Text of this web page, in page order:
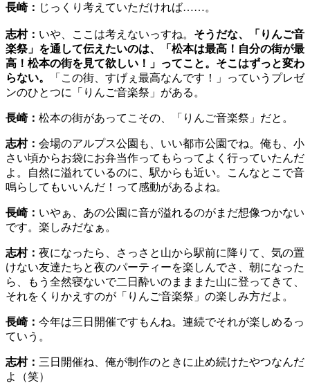
長崎： じっくり考えていただければ……。
志村： いや、ここは考えないっすね。 そうだな、「りんご音
楽祭」を通して伝えたいのは、「松本は最高！自分の街が最
高！松本の街を見て欲しい！」ってこと。そこはずっと変わ
らない。
「この街、すげぇ最高なんです！」っていうプレゼ
ンのひとつに「りんご音楽祭」がある。
長崎： 松本の街があってこその、「りんご音楽祭」だと。
志村： 会場のアルプス公園も、いい都市公園でね。俺も、小
さい頃からお袋にお弁当作ってもらってよく行っていたんだ
よ。自然に溢れているのに、駅からも近い。こんなとこで音
鳴らしてもいいんだ！って感動があるよね。
長崎： いやぁ、あの公園に音が溢れるのがまだ想像つかない
です。楽しみだなぁ。
志村： 夜になったら、さっさと山から駅前に降りて、気の置
けない友達たちと夜のパーティーを楽しんでさ、朝になった
ら、もう全然寝ないで二日酔いのまままた山に登ってきて、
それをくりかえすのが「りんご音楽祭」の楽しみ方だよ。
長崎： 今年は三日開催ですもんね。連続でそれが楽しめるっ
ていう。
志村： 三日開催ね、俺が制作のときに止め続けたやつなんだ
よ（笑）